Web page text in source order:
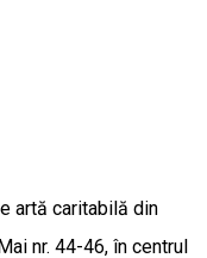
artă caritabilă din
nr. 44-46, în centrul